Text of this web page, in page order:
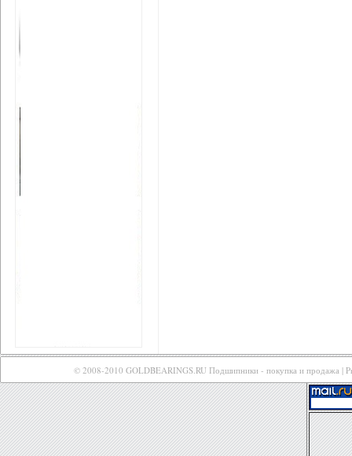
© 2008-2010 GOLDBEARINGS.RU Подшипники - покупка и продажа|